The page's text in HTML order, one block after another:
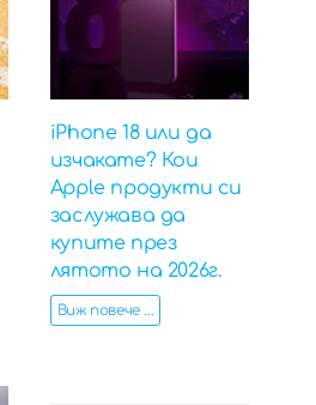
iPhone 18 или да
изчакате? Кои
Apple продукти си
заслужава да
купите през
лятото на 2026г.
Виж повече ...